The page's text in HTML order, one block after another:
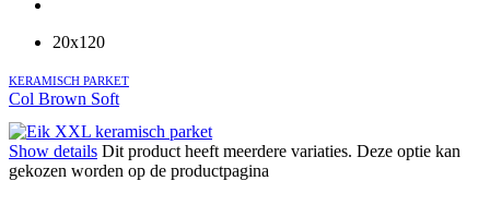
20x120
KERAMISCH PARKET
Col Brown Soft
Show details Dit product heeft meerdere variaties. Deze optie kan
gekozen worden op de productpagina